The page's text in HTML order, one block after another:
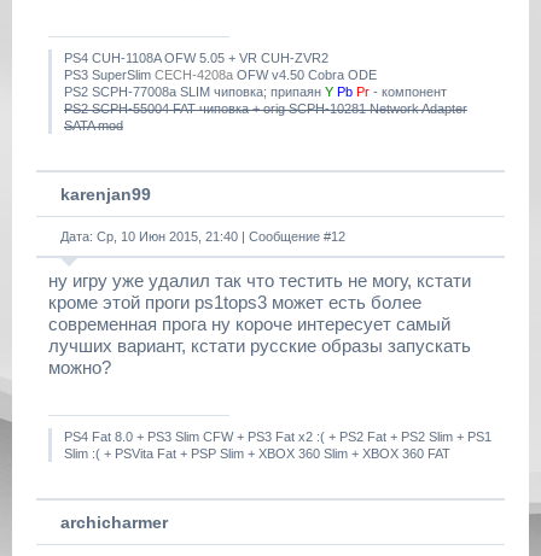
PS4 CUH-1108A OFW 5.05 + VR CUH-ZVR2
PS3 SuperSlim CECH-4208a OFW v4.50 Cobra ODE
PS2 SCPH-77008a SLIM чиповка; припаян Y Pb Pr - компонент
PS2 SCPH-55004 FAT чиповка + orig SCPH-10281 Network Adapter
SATA mod
karenjan99
Дата: Ср, 10 Июн 2015, 21:40 | Сообщение #12
ну игру уже удалил так что тестить не могу, кстати
кроме этой проги ps1tops3 может есть более
современная прога ну короче интересует самый
лучших вариант, кстати русские образы запускать
можно?
PS4 Fat 8.0 + PS3 Slim CFW + PS3 Fat x2 :( + PS2 Fat + PS2 Slim + PS1
Slim :( + PSVita Fat + PSP Slim + XBOX 360 Slim + XBOX 360 FAT
archicharmer